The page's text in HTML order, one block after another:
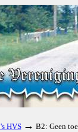
HVS → B2: Geen